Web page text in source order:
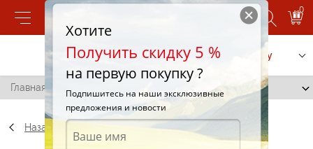
0
Позвонить Заказать услугу
Главная / Pirelli Winter Ice Zero 235/50 R18 101Y
Назад
Хотите
Получить скидку 5 %
на первую покупку ?
Подпишитесь на наши эксклюзивные
предложения и новости